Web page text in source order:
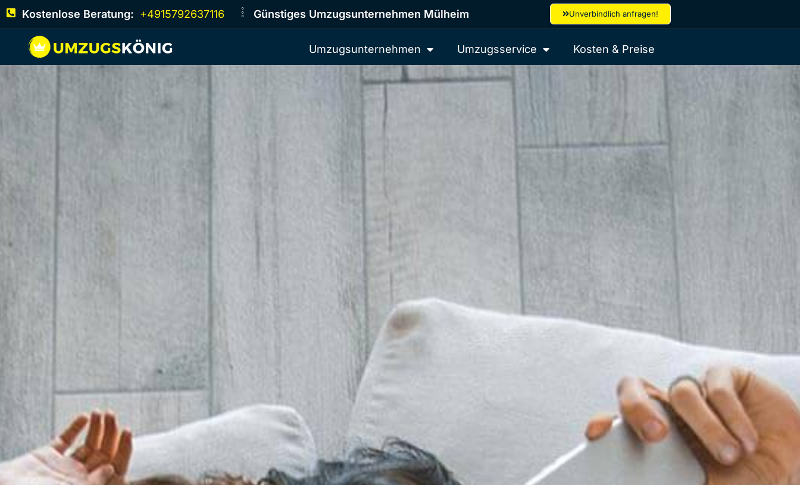
Kostenlose Beratung: +4915792637116 Günstiges Umzugsunternehmen Mülheim Unverbindlich anfragen!
Umzugsunternehmen Umzugsservice Kosten & Preise